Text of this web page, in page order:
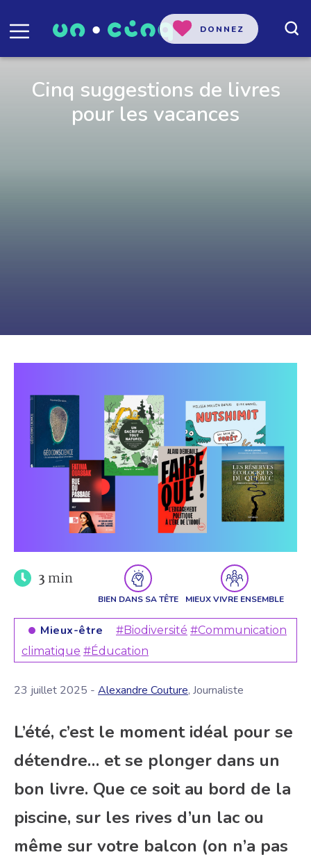
DONNEZ
Cinq suggestions de livres
pour les vacances
3 min
BIEN DANS SA TÊTE MIEUX VIVRE ENSEMBLE
Mieux-être #Biodiversité #Communication
climatique #Éducation
23 juillet 2025 - Alexandre Couture, Journaliste
L’été, c’est le moment idéal pour se
détendre… et se plonger dans un
bon livre. Que ce soit au bord de la
piscine, sur les rives d’un lac ou
même sur votre balcon (on n’a pas